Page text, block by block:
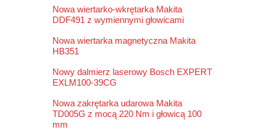
Nowa wiertarko-wkrętarka Makita
DDF491 z wymiennymi głowicami
Nowa wiertarka magnetyczna Makita
HB351
Nowy dalmierz laserowy Bosch EXPERT
EXLM100-39CG
Nowa zakrętarka udarowa Makita
TD005G z mocą 220 Nm i głowicą 100
mm